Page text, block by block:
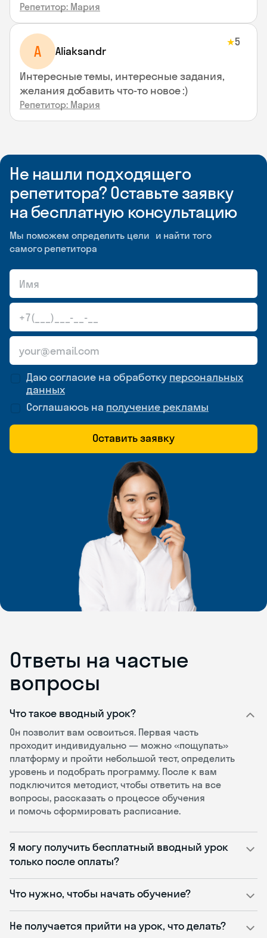
Репетитор: Мария
A Aliaksandr
★5
Интересные темы, интересные задания,
желания добавить что-то новое :)
Репетитор: Мария
Не нашли подходящего
репетитора? Оставьте заявку
на бесплатную консультацию
Мы поможем определить цели и найти того
самого репетитора
Даю согласие на обработку персональных
данных
Соглашаюсь на получение рекламы
Оставить заявку
Ответы на частые
вопросы
Что такое вводный урок?
Он позволит вам освоиться. Первая часть
проходит индивидуально — можно «пощупать»
платформу и пройти небольшой тест, определить
уровень и подобрать программу. После к вам
подключится методист, чтобы ответить на все
вопросы, рассказать о процессе обучения
и помочь сформировать расписание.
Я могу получить бесплатный вводный урок
только после оплаты?
Что нужно, чтобы начать обучение?
Не получается прийти на урок, что делать?